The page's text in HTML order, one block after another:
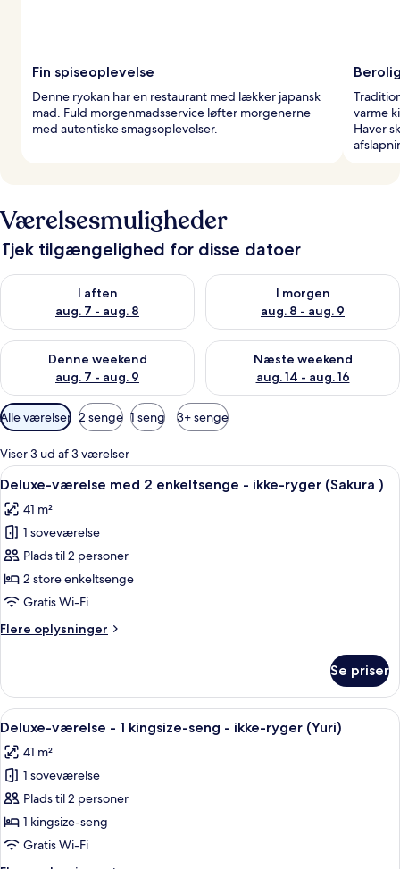
Fin spiseoplevelse
Denne ryokan har en restaurant med lækker japansk
mad. Fuld morgenmadsservice løfter morgenerne
med autentiske smagsoplevelser.
varme
Haver
Værelsesmuligheder
Tjek tilgængelighed for disse datoer
I aften
aug. 7 - aug. 8
Tjek tilgængelighed for i aften aug. 7 - aug. 8
I morgen
aug. 8 - aug. 9
Tjek tilgængelighed for i
Denne weekend
aug. 7 - aug. 9
Tjek tilgængelighed for denne weekend aug. 7 - aug. 9
Næste weekend
aug. 14 - aug. 16
Tjek tilgængelighed for næste
Tilgængelige
filtre
for
værelser
Alle værelser 2 senge 1 seng 3+ senge
Viser 3 ud af 3 værelser
Indlæs
alle
billeder
af
Deluxe-
værelse
med
enkeltsenge
ryger
(Sakura
)
Et moderne hotelværelse med en
8
Deluxe-værelse med 2 enkeltsenge - ikke-ryger (Sakura )
41 m²
1 soveværelse
Plads til 2 personer
2 store enkeltsenge
Gratis Wi-Fi
Flere oplysninger
Flere
værelse
med
2
ikke-
(Sakura
Se priser
Indlæs
alle
billeder
af
Deluxe-
værelse
-
Et moderne hotelværelse med en
11
Deluxe-værelse - 1 kingsize-seng - ikke-ryger (Yuri)
41 m²
1 soveværelse
Plads til 2 personer
1 kingsize-seng
Gratis Wi-Fi